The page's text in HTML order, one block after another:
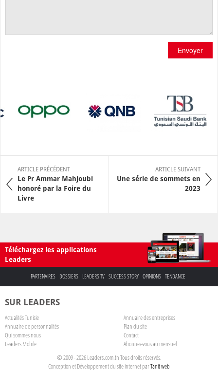
Envoyer
ARTICLE PRÉCÉDENT
Le Pr Ammar Mahjoubi
honoré par la Foire du
Livre
ARTICLE SUIVANT
Une série de sommets en
2023
Téléchargez les applications
Leaders
PARTENAIRES DOSSIERS LEADERS TV SUCCESS STORY OPINIONS TENDANCE
SUR LEADERS
Actualités Tunisie
Annuaire des entreprises
Annuaire de personnalités
Plan du site
Qui sommes nous
Contact
Leaders Mobile
Abonnez-vous au mensuel
© 2009 - 2026 Leaders.com.tn Tous droits réservés.
Conception et Développement du site internet parTanit web